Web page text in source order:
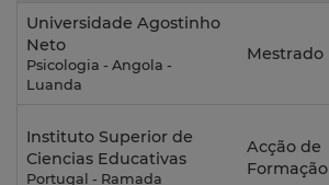
Universidade Agostinho
Neto
Psicologia - Angola -
Luanda
Mestrado
Instituto Superior de
Ciencias Educativas
Portugal - Ramada
Acção de
Formação